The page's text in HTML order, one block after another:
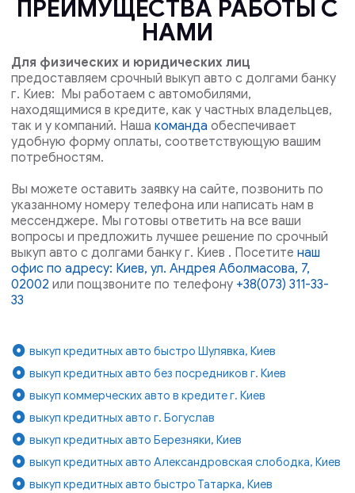
ПРЕИМУЩЕСТВА РАБОТЫ С
НАМИ
Для физических и юридических лиц
предоставляем срочный выкуп авто с долгами банку
г. Киев: Мы работаем с автомобилями,
находящимися в кредите, как у частных владельцев,
так и у компаний. Нашакомандаобеспечивает
удобную форму оплаты, соответствующую вашим
потребностям.
Вы можете оставить заявку на сайте, позвонить по
указанному номеру телефона или написать нам в
мессенджере. Мы готовы ответить на все ваши
вопросы и предложить лучшее решение по срочный
выкуп авто с долгами банку г. Киев . Посетитенаш
офис по адресу: Киев, ул. Андрея Аболмасова, 7,
02002 или пощзвоните по телефону +38(073) 311-33-
33
выкуп кредитных авто быстро Шулявка, Киев
выкуп кредитных авто без посредников г. Киев
выкуп коммерческих авто в кредите г. Киев
выкуп кредитных авто г. Богуслав
выкуп кредитных авто Березняки, Киев
выкуп кредитных авто Александровская слободка, Киев
выкуп кредитных авто быстро Татарка, Киев